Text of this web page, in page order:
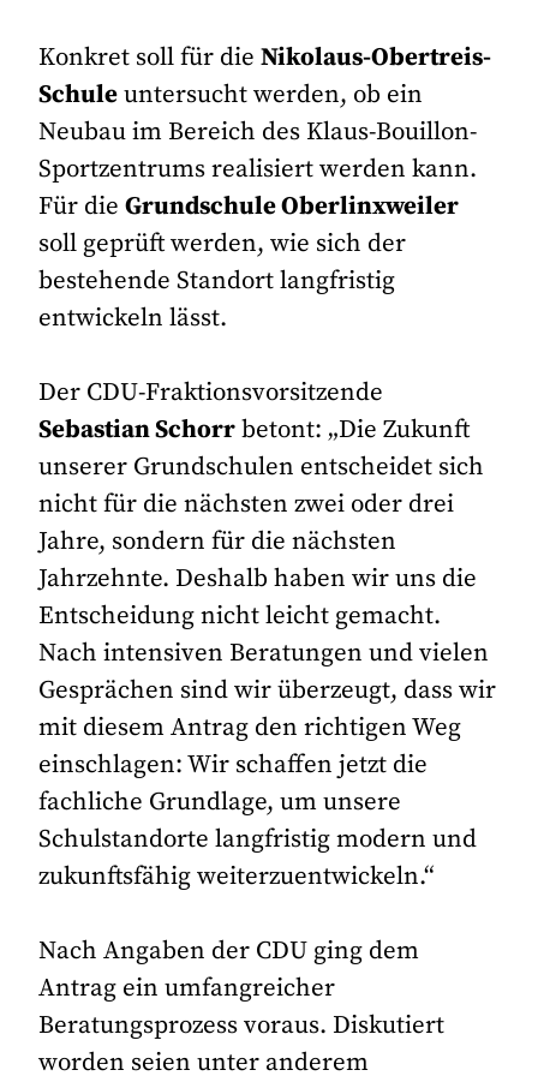
Konkret soll für dieNikolaus-Obertreis-
Schuleuntersucht werden, ob ein
Neubau im Bereich des Klaus-Bouillon-
Sportzentrums realisiert werden kann.
Für dieGrundschule Oberlinxweiler
soll geprüft werden, wie sich der
bestehende Standort langfristig
entwickeln lässt.
Der CDU-Fraktionsvorsitzende
Sebastian Schorrbetont: „Die Zukunft
unserer Grundschulen entscheidet sich
nicht für die nächsten zwei oder drei
Jahre, sondern für die nächsten
Jahrzehnte. Deshalb haben wir uns die
Entscheidung nicht leicht gemacht.
Nach intensiven Beratungen und vielen
Gesprächen sind wir überzeugt, dass wir
mit diesem Antrag den richtigen Weg
einschlagen: Wir schaffen jetzt die
fachliche Grundlage, um unsere
Schulstandorte langfristig modern und
zukunftsfähig weiterzuentwickeln.“
Nach Angaben der CDU ging dem
Antrag ein umfangreicher
Beratungsprozess voraus. Diskutiert
worden seien unter anderem